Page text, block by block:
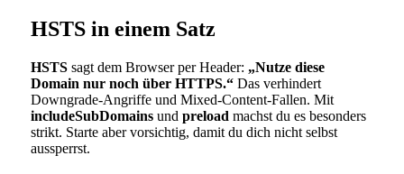
HSTS in einem Satz
HSTSsagt dem Browser per Header: „Nutze diese
Domain nur noch über HTTPS.“Das verhindert
Downgrade-Angriffe und Mixed-Content-Fallen. Mit
includeSubDomainsund preload machst du es besonders
strikt. Starte aber vorsichtig, damit du dich nicht selbst
aussperrst.